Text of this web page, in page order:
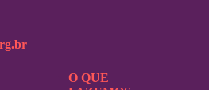
O QUE